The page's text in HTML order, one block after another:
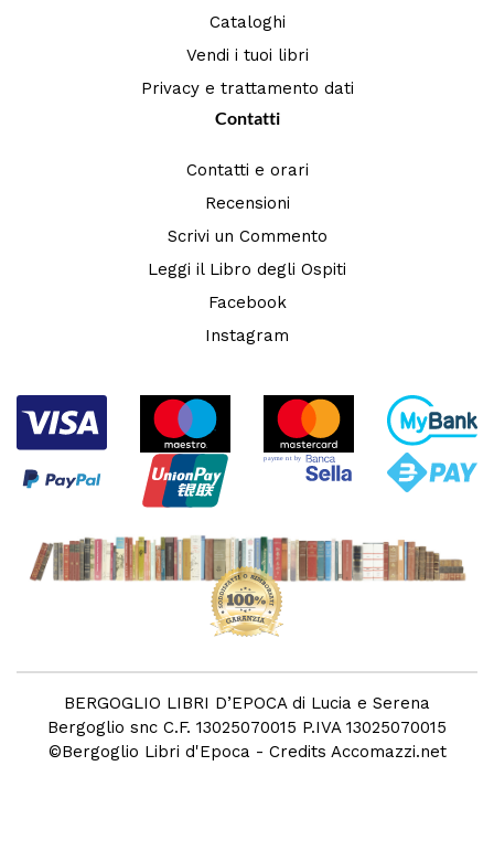
Cataloghi
Vendi i tuoi libri
Privacy e trattamento dati
Contatti
Contatti e orari
Recensioni
Scrivi un Commento
Leggi il Libro degli Ospiti
Facebook
Instagram
BERGOGLIO LIBRI D’EPOCA di Lucia e Serena
Bergoglio snc C.F. 13025070015 P.IVA 13025070015
©Bergoglio Libri d'Epoca - Credits Accomazzi.net